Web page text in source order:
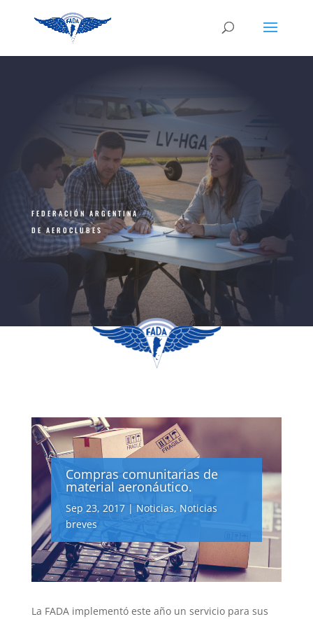
FEDERACIÓN ARGENTINA
DE AEROCLUBES
Compras comunitarias de
material aeronáutico.
Sep 23, 2017 | Noticias, Noticias
breves
La FADA implementó este año un servicio para sus